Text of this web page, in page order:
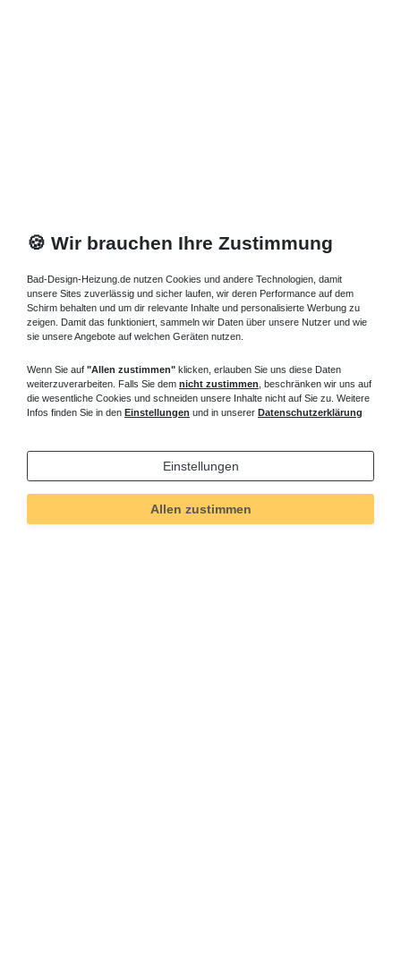
🍪 Wir brauchen Ihre Zustimmung
Bad-Design-Heizung.de nutzen Cookies und andere Technologien, damit
unsere Sites zuverlässig und sicher laufen, wir deren Performance auf dem
Schirm behalten und um dir relevante Inhalte und personalisierte Werbung zu
zeigen. Damit das funktioniert, sammeln wir Daten über unsere Nutzer und wie
sie unsere Angebote auf welchen Geräten nutzen.
Wenn Sie auf "Allen zustimmen" klicken, erlauben Sie uns diese Daten
weiterzuverarbeiten. Falls Sie dem nicht zustimmen , beschränken wir uns auf
die wesentliche Cookies und schneiden unsere Inhalte nicht auf Sie zu. Weitere
Infos finden Sie in den Einstellungen und in unserer Datenschutzerklärung
Einstellungen
Allen zustimmen